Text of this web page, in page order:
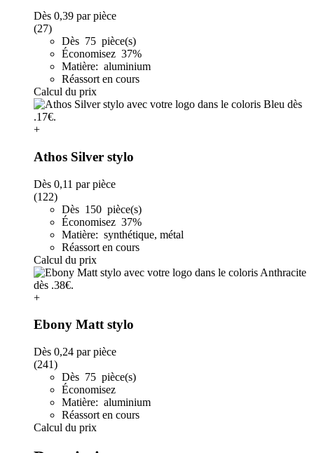
Dès 0,39 par pièce
(27)
Dès 75 pièce(s)
Économisez 37%
Matière: aluminium
Réassort en cours
Calcul du prix
+
Athos Silver stylo
Dès 0,11 par pièce
(122)
Dès 150 pièce(s)
Économisez 37%
Matière: synthétique, métal
Réassort en cours
Calcul du prix
+
Ebony Matt stylo
Dès 0,24 par pièce
(241)
Dès 75 pièce(s)
Économisez
Matière: aluminium
Réassort en cours
Calcul du prix